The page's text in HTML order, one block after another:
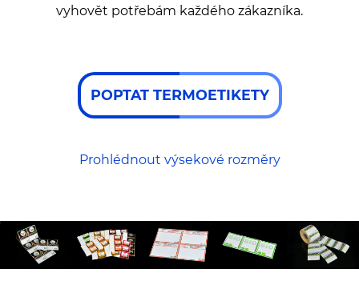
vyhovět potřebám každého zákazníka.
POPTAT TERMOETIKETY
Prohlédnout výsekové rozměry